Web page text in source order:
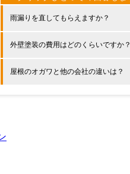
雨漏りを直してもらえますか？
外壁塗装の費用はどのくらいですか？
屋根のオガワと他の会社の違いは？